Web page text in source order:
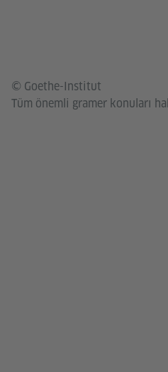
© Goethe-Institut
Tüm önemli gramer konuları